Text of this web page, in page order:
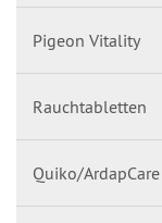
Pigeon Vitality
Rauchtabletten
Quiko/ArdapCare